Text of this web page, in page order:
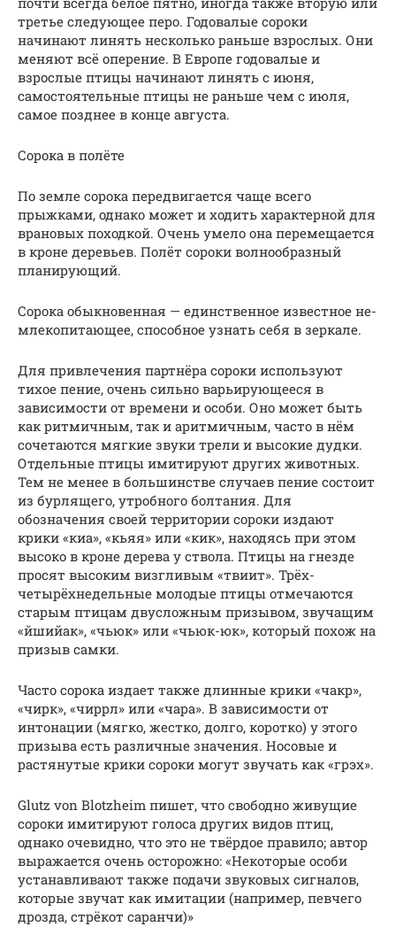
третье следующее перо. Годовалые сороки
начинают линять несколько раньше взрослых. Они
меняют всё оперение. В Европе годовалые и
взрослые птицы начинают линять с июня,
самостоятельные птицы не раньше чем с июля,
самое позднее в конце августа.
Сорока в полёте
По земле сорока передвигается чаще всего
прыжками, однако может и ходить характерной для
врановых походкой. Очень умело она перемещается
в кроне деревьев. Полёт сороки волнообразный
планирующий.
Сорока обыкновенная — единственное известное не-
млекопитающее, способное узнать себя в зеркале.
Для привлечения партнёра сороки используют
тихое пение, очень сильно варьирующееся в
зависимости от времени и особи. Оно может быть
как ритмичным, так и аритмичным, часто в нём
сочетаются мягкие звуки трели и высокие дудки.
Отдельные птицы имитируют других животных.
Тем не менее в большинстве случаев пение состоит
из бурлящего, утробного болтания. Для
обозначения своей территории сороки издают
крики «киа», «кьяя» или «кик», находясь при этом
высоко в кроне дерева у ствола. Птицы на гнезде
просят высоким визгливым «твиит». Трёх-
четырёхнедельные молодые птицы отмечаются
старым птицам двусложным призывом, звучащим
«йшийак», «чьюк» или «чьюк-юк», который похож на
призыв самки.
Часто сорока издает также длинные крики «чакр»,
«чирк», «чиррл» или «чара». В зависимости от
интонации (мягко, жестко, долго, коротко) у этого
призыва есть различные значения. Носовые и
растянутые крики сороки могут звучать как «грэх».
Glutz von Blotzheim пишет, что свободно живущие
сороки имитируют голоса других видов птиц,
однако очевидно, что это не твёрдое правило; автор
выражается очень осторожно: «Некоторые особи
устанавливают также подачи звуковых сигналов,
которые звучат как имитации (например, певчего
дрозда, стрёкот саранчи)»